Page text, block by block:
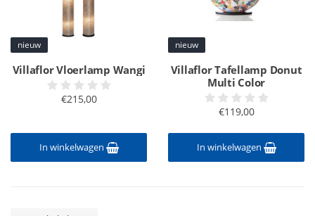
nieuw
Villaflor Vloerlamp Wangi
€215,00
In winkelwagen
nieuw
Villaflor Tafellamp Donut
Multi Color
€119,00
In winkelwagen